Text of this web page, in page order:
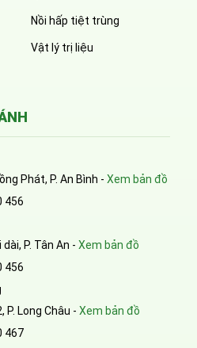
Nồi hấp tiệt trùng
Vật lý trị liệu
Phát, P. An Bình - Xem bản đồ
456
P. Tân An - Xem bản đồ
456
P. Long Châu - Xem bản đồ
467